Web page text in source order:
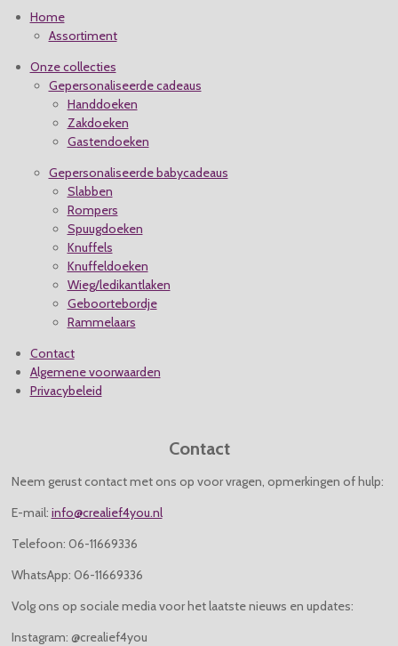
Home
Assortiment
Onze collecties
Gepersonaliseerde cadeaus
Handdoeken
Zakdoeken
Gastendoeken
Gepersonaliseerde babycadeaus
Slabben
Rompers
Spuugdoeken
Knuffels
Knuffeldoeken
Wieg/ledikantlaken
Geboortebordje
Rammelaars
Contact
Algemene voorwaarden
Privacybeleid
Contact
Neem gerust contact met ons op voor vragen, opmerkingen of hulp:
E-mail: info@crealief4you.nl
Telefoon: 06-11669336
WhatsApp: 06-11669336
Volg ons op sociale media voor het laatste nieuws en updates:
Instagram: @crealief4you